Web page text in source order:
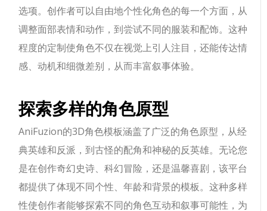
选项。创作者可以自由地个性化角色的每一个方面，从
调整面部表情和动作，到尝试不同的服装和配饰。这种
程度的定制使角色不仅在视觉上引人注目，还能传达情
感、动机和细微差别，从而丰富叙事体验。
探索多样的角色原型
AniFuzion的3D角色模板涵盖了广泛的角色原型，从经
典英雄和反派，到古怪的配角和神秘的反英雄。无论您
是在创作奇幻史诗、科幻冒险，还是温馨喜剧，该平台
都提供了体现不同个性、年龄和背景的模板。这种多样
性使创作者能够探索不同的角色互动和叙事可能性，为